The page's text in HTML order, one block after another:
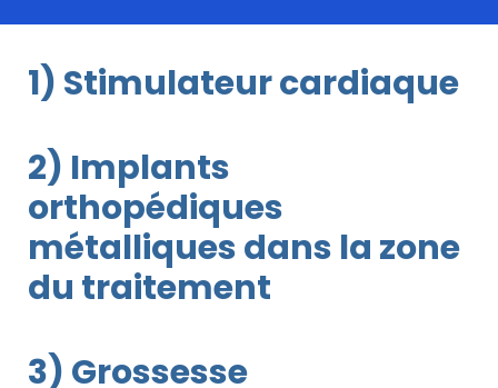
1) Stimulateur cardiaque
2) Implants
orthopédiques
métalliques dans la zone
du traitement
3) Grossesse